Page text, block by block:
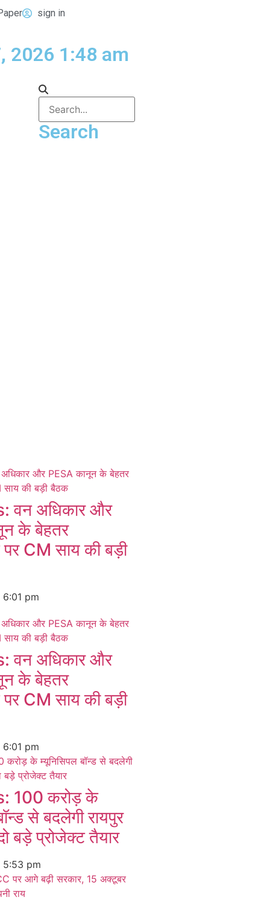
sign in
2026 1:48 am
Search
वन अधिकार और
के बेहतर
पर CM साय की बड़ी
6:01 pm
वन अधिकार और
के बेहतर
पर CM साय की बड़ी
6:01 pm
100 करोड़ के
से बदलेगी रायपुर
बड़े प्रोजेक्ट तैयार
5:53 pm